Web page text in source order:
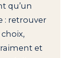
qu’un
: retrouver
et